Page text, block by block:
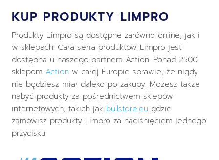
KUP PRODUKTY LIMPRO
Produkty Limpro są dostępne zarówno online, jak i
w sklepach. Cała seria produktów Limpro jest
dostępna u naszego partnera Action. Ponad 2500
sklepom Action w całej Europie sprawie, że nigdy
nie będziesz miał daleko po zakupy. Możesz także
nabyć produkty za pośrednictwem sklepów
internetowych, takich jak bullstore.eu gdzie
zamówisz produkty Limpro za naciśnięciem jednego
przycisku.